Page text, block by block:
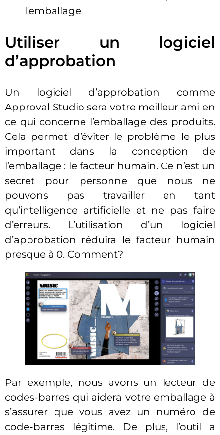
l’emballage.
Utiliser un logiciel
d’approbation
Un logiciel d’approbation comme
Approval Studio sera votre meilleur ami en
ce qui concerne l’emballage des produits.
Cela permet d’éviter le problème le plus
important dans la conception de
l’emballage : le facteur humain. Ce n’est un
secret pour personne que nous ne
pouvons pas travailler en tant
qu’intelligence artificielle et ne pas faire
d’erreurs. L’utilisation d’un logiciel
d’approbation réduira le facteur humain
presque à 0. Comment?
Par exemple, nous avons un lecteur de
codes-barres qui aidera votre emballage à
s’assurer que vous avez un numéro de
code-barres légitime. De plus, l’outil a